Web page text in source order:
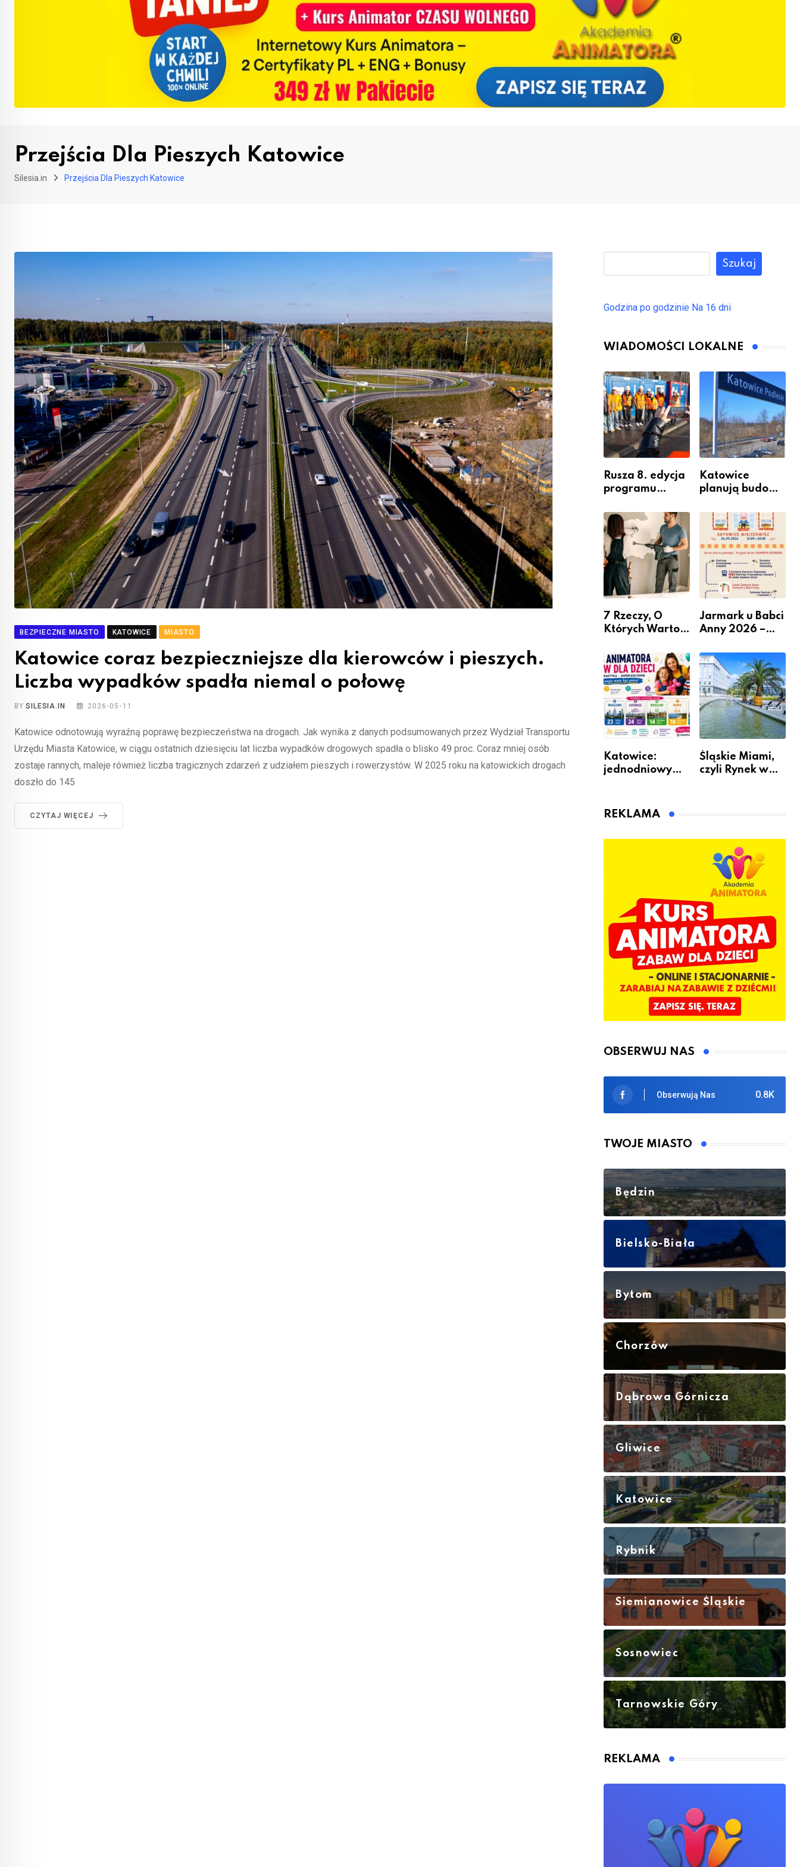
Przejścia Dla Pieszych Katowice
Silesia.in Przejścia Dla Pieszych Katowice
BEZPIECZNE MIASTO KATOWICE MIASTO
Katowice coraz bezpieczniejsze dla kierowców i pieszych.
Liczba wypadków spadła niemal o połowę
BYSILESIA.IN 2026-05-11
Katowice odnotowują wyraźną poprawę bezpieczeństwa na drogach. Jak wynika z danych podsumowanych przez Wydział Transportu
Urzędu Miasta Katowice, w ciągu ostatnich dziesięciu lat liczba wypadków drogowych spadła o blisko 49 proc. Coraz mniej osób
zostaje rannych, maleje również liczba tragicznych zdarzeń z udziałem pieszych i rowerzystów. W 2025 roku na katowickich drogach
doszło do 145
CZYTAJ WIĘCEJ
Szukaj
Godzina po godzinie Na 16 dni
WIADOMOŚCI LOKALNE
Rusza 8. edycja
programu
Miastem
Fachowców” –
nabór dla
przedsiębiorców
Katowice
planują budowę
przesiadkoweg
o w Podlesiu
7 Rzeczy, O
Których Warto
Remontem
Mieszkania
Jarmark u Babci
Anny 2026 –
Katowice:
jednodniowy
animatora
Śląskie Miami,
czyli Rynek w
REKLAMA
OBSERWUJ NAS
0.8K
Obserwują Nas
TWOJE MIASTO
Będzin
Bielsko-Biała
Bytom
Chorzów
Dąbrowa Górnicza
Gliwice
Katowice
Rybnik
Siemianowice Śląskie
Sosnowiec
Tarnowskie Góry
REKLAMA